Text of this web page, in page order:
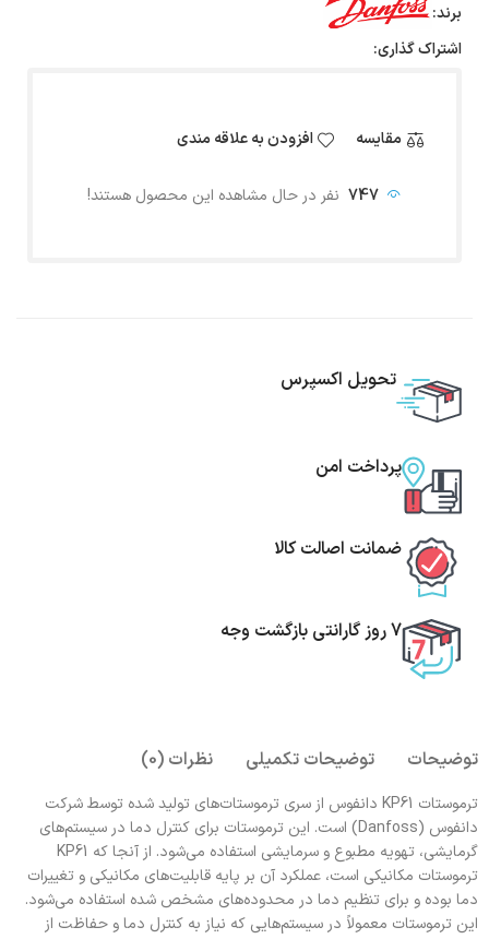
برند:
اشتراک گذاری:
مقایسه افزودن به علاقه مندی
747 نفر در حال مشاهده این محصول هستند!
تحویل اکسپرس
پرداخت امن
ضمانت اصالت کالا
7 روز گارانتی بازگشت وجه
توضیحات توضیحات تکمیلی نظرات (0)
ترموستات KP61 دانفوس از سری ترموستات‌های تولید شده توسط شرکت
دانفوس (Danfoss) است. این ترموستات برای کنترل دما در سیستم‌های
گرمایشی، تهویه مطبوع و سرمایشی استفاده می‌شود. از آنجا که KP61
ترموستات مکانیکی است، عملکرد آن بر پایه قابلیت‌های مکانیکی و تغییرات
دما بوده و برای تنظیم دما در محدوده‌های مشخص شده استفاده می‌شود.
این ترموستات معمولاً در سیستم‌هایی که نیاز به کنترل دما و حفاظت از